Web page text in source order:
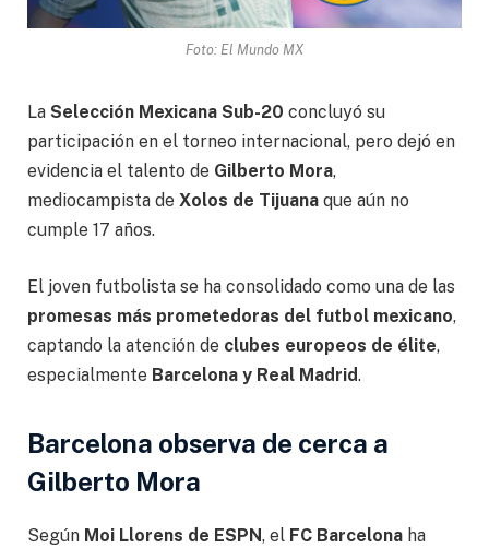
Foto: El Mundo MX
La Selección Mexicana Sub-20 concluyó su
participación en el torneo internacional, pero dejó en
evidencia el talento de Gilberto Mora,
mediocampista de Xolos de Tijuana que aún no
cumple 17 años.
El joven futbolista se ha consolidado como una de las
promesas más prometedoras del futbol mexicano,
captando la atención de clubes europeos de élite,
especialmente Barcelona y Real Madrid.
Barcelona observa de cerca a
Gilberto Mora
Según Moi Llorens de ESPN, el FC Barcelona ha